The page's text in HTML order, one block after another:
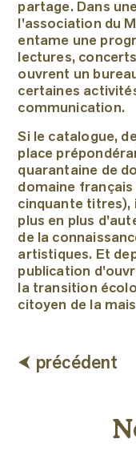
partage. Dans
l’association du
entame une
lectures,
ouvrent un
certaines
communication.
Si le catalogue,
place
quarantaine de
domaine français
cinquante titres),
plus en plus
de la
artistiques. Et
publication
la transition
citoyen de la
⮜ précédent